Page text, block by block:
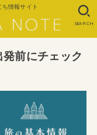
情報サイト
SEARCH
前にチェック